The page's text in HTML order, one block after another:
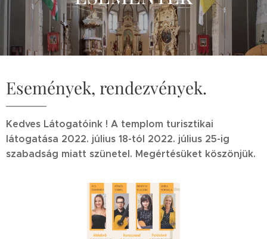
Események, rendezvények.
Kedves Látogatóink ! A templom turisztikai
látogatása 2022. július 18-tól 2022. július 25-ig
szabadság miatt szünetel. Megértésüket köszönjük.